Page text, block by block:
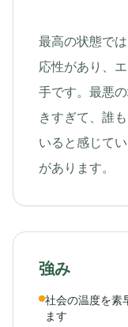
最高の状態で
応性があり、
手です。最悪
きすぎて、誰
いると感じて
があります。
強み
社会の温度を素
ます